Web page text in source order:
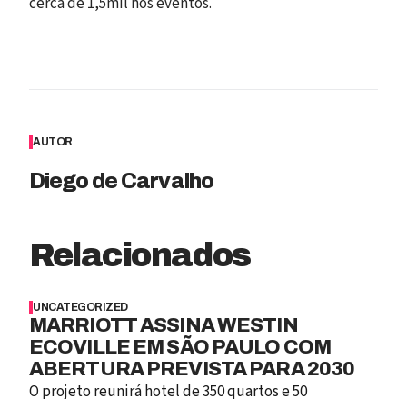
AUTOR
Diego de Carvalho
Relacionados
UNCATEGORIZED
MARRIOTT ASSINA WESTIN
ECOVILLE EM SÃO PAULO COM
ABERTURA PREVISTA PARA 2030
O projeto reunirá hotel de 350 quartos e 50